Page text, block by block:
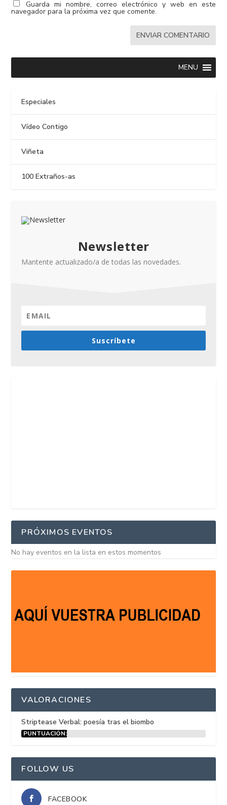
Guarda mi nombre, correo electrónico y web en este
navegador para la próxima vez que comente.
MENU
Especiales
Vídeo Contigo
Viñeta
100 Extraños-as
Newsletter
Mantente actualizado/a de todas las novedades.
Suscríbete
PRÓXIMOS EVENTOS
No hay eventos en la lista en estos momentos
VALORACIONES
Striptease Verbal: poesía tras el biombo
PUNTUACIÓN:
FOLLOW US
FACEBOOK